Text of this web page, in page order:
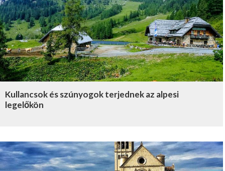
Kullancsok és szúnyogok terjednek az alpesi
legelőkön